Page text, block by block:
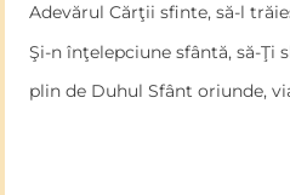
Adevărul Cărţii sfinte, să-l
Şi-n înţelepciune sfântă, să-Ţi
plin de Duhul Sfânt oriunde,